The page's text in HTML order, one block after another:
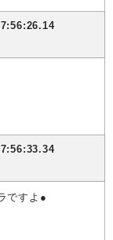
ですよ●